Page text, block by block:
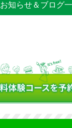
お知らせ＆ブログ